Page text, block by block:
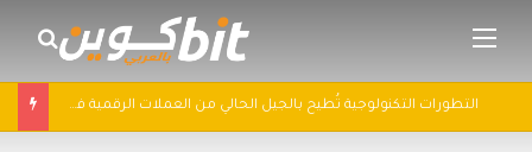
القائمة
التطورات التكنولوجية تُطيح بالجيل الحالي من العملات الرقمية في 2025: سباق التكنولوجيا يُعيد تشكيل مشهد الكريبتو